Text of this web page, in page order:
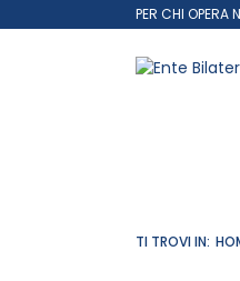
al
PER CHI OPERA
TI TROVI IN: